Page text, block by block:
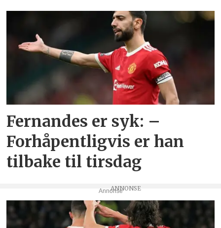
Fernandes er syk: –
Forhåpentligvis er han
tilbake til tirsdag
Annonse